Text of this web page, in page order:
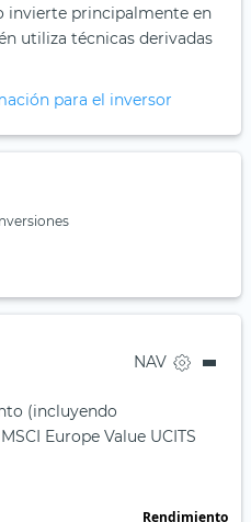
invierte principalmente en
utiliza técnicas derivadas
para el inversor
NAV
(incluyendo
Europe Value UCITS
Rendimiento